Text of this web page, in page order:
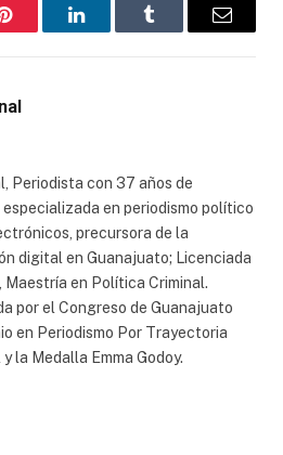
Pinterest LinkedInTumblr Email
Periodista con 37 años de
en periodismo político
precursora de la
digital en Guanajuato; Licenciada
Maestría en Política Criminal.
por el Congreso de Guanajuato
en Periodismo Por Trayectoria
la Medalla Emma Godoy.